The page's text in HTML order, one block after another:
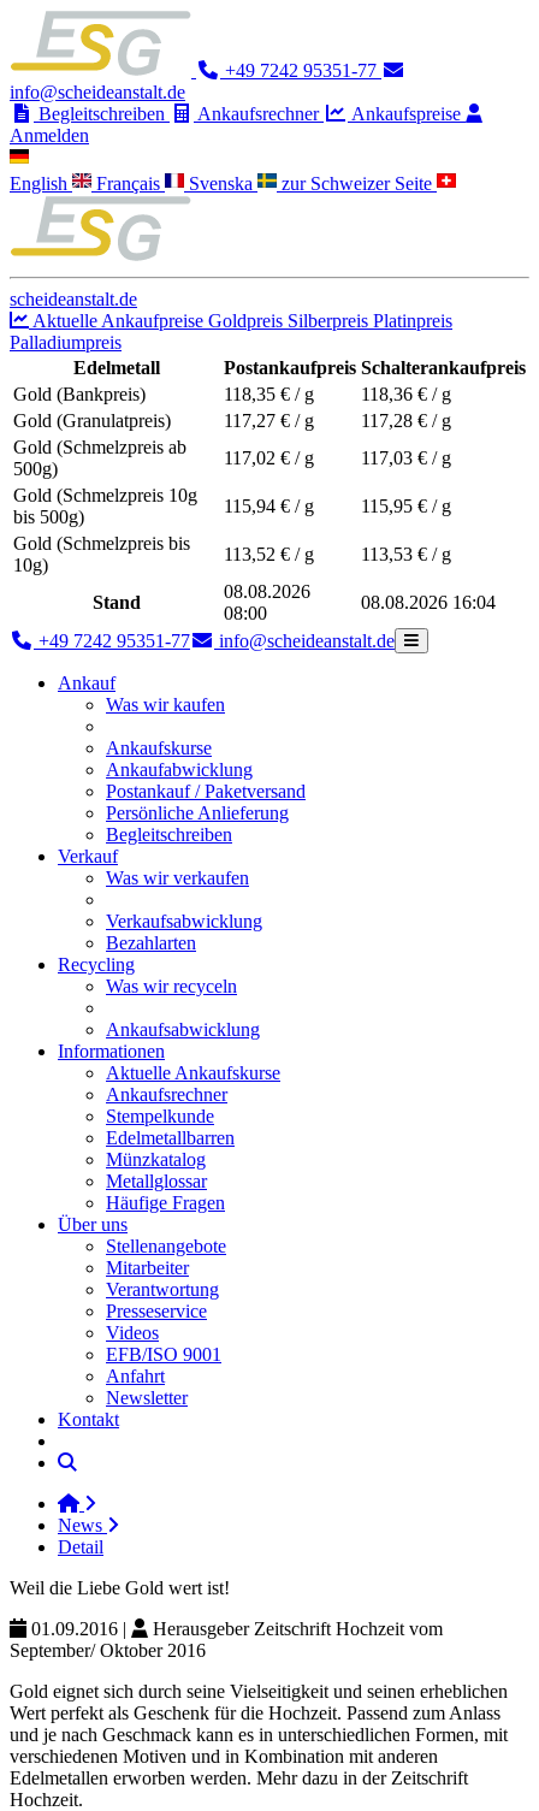
+49 7242 95351-77
info@scheideanstalt.de
Begleitschreiben
Ankaufsrechner
Ankaufspreise
Anmelden
English Français Svenska zur Schweizer Seite
scheideanstalt.de
Aktuelle Ankaufpreise Goldpreis Silberpreis Platinpreis
Palladiumpreis
Edelmetall
Postankaufpreis Schalterankaufpreis
Gold (Bankpreis)
118,35 € / g 118,36 € / g
Gold (Granulatpreis)
117,27 € / g 117,28 € / g
Gold (Schmelzpreis ab
500g)
117,02 € / g 117,03 € / g
Gold (Schmelzpreis 10g
bis 500g)
115,94 € / g 115,95 € / g
Gold (Schmelzpreis bis
10g)
113,52 € / g 113,53 € / g
Stand
08.08.2026
08:00
08.08.2026 16:04
+49 7242 95351-77 info@scheideanstalt.de
Ankauf
Was wir kaufen
Ankaufskurse
Ankaufabwicklung
Postankauf / Paketversand
Persönliche Anlieferung
Begleitschreiben
Verkauf
Was wir verkaufen
Verkaufsabwicklung
Bezahlarten
Recycling
Was wir recyceln
Ankaufsabwicklung
Informationen
Aktuelle Ankaufskurse
Ankaufsrechner
Stempelkunde
Edelmetallbarren
Münzkatalog
Metallglossar
Häufige Fragen
Über uns
Stellenangebote
Mitarbeiter
Verantwortung
Presseservice
Videos
EFB/ISO 9001
Anfahrt
Newsletter
Kontakt
News
Detail
Weil die Liebe Gold wert ist!
01.09.2016 | Herausgeber Zeitschrift Hochzeit vom
September/ Oktober 2016
Gold eignet sich durch seine Vielseitigkeit und seinen erheblichen
Wert perfekt als Geschenk für die Hochzeit. Passend zum Anlass
und je nach Geschmack kann es in unterschiedlichen Formen, mit
verschiedenen Motiven und in Kombination mit anderen
Edelmetallen erworben werden. Mehr dazu in der Zeitschrift
Hochzeit.